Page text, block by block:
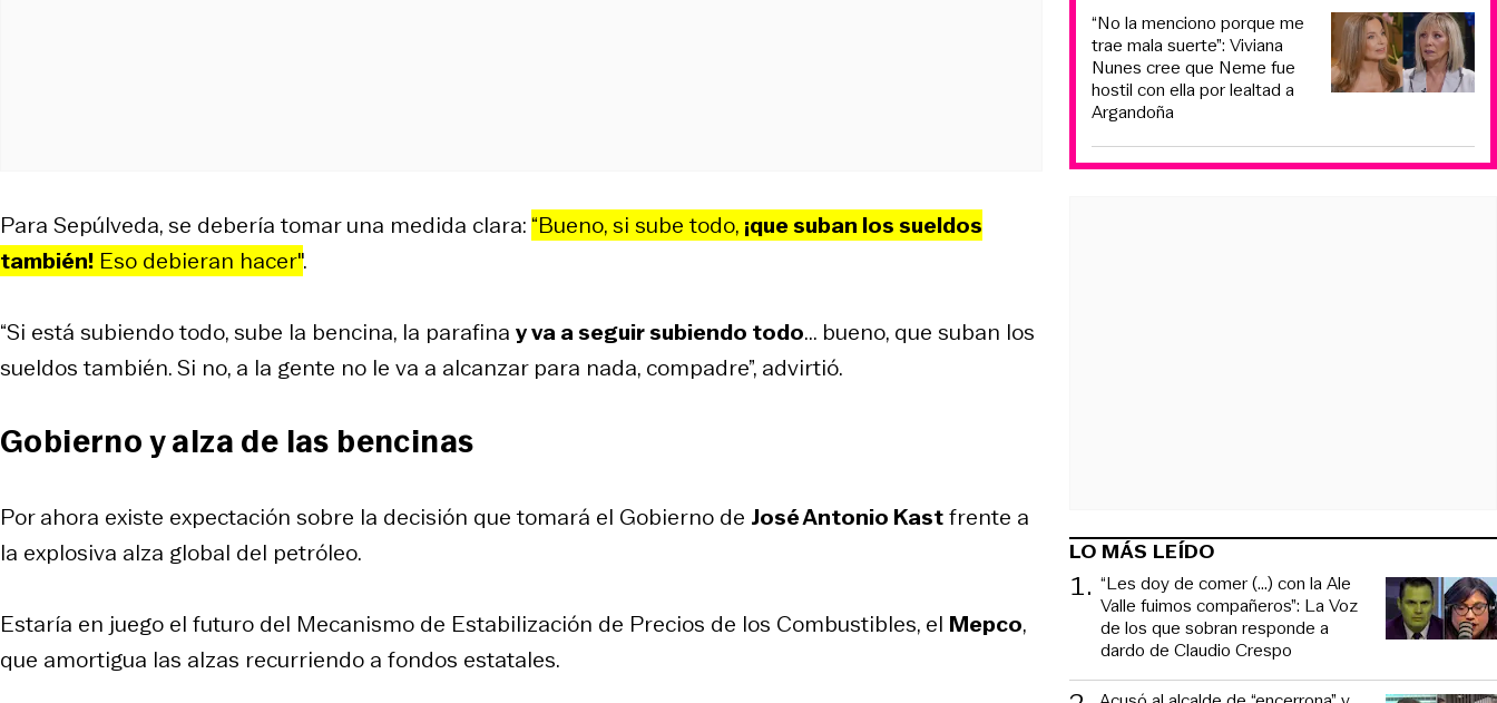
Para Sepúlveda, se debería tomar una medida clara: “Bueno, si sube todo, ¡que suban los sueldos
también! Eso debieran hacer".
“Si está subiendo todo, sube la bencina, la parafina y va a seguir subiendo todo... bueno, que suban los
sueldos también. Si no, a la gente no le va a alcanzar para nada, compadre”, advirtió.
Gobierno y alza de las bencinas
Por ahora existe expectación sobre la decisión que tomará el Gobierno de José Antonio Kastfrente a
la explosiva alza global del petróleo.
Estaría en juego el futuro del Mecanismo de Estabilización de Precios de los Combustibles, el Mepco,
que amortigua las alzas recurriendo a fondos estatales.
“No la menciono porque me
trae mala suerte”: Viviana
Nunes cree que Neme fue
hostil con ella por lealtad a
Argandoña
LO MÁS LEÍDO
1. “Les doy de comer (...) con la Ale
Valle fuimos compañeros”: La Voz
de los que sobran responde a
dardo de Claudio Crespo